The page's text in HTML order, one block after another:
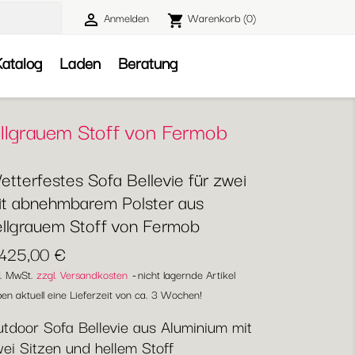
 Anmelden shopping_cart Warenkorb(0)
Laden Beratung
Stoff von Fermob
Sofa Bellevie für zwei
abnehmbarem Polster aus
Stoff von Fermob
€
MwSt. zzgl. Versandkosten nicht lagernde Artikel
aktuell eine Lieferzeit von ca. 3 Wochen!
Sofa Bellevie aus Aluminium mit
Sitzen und hellem Stoff